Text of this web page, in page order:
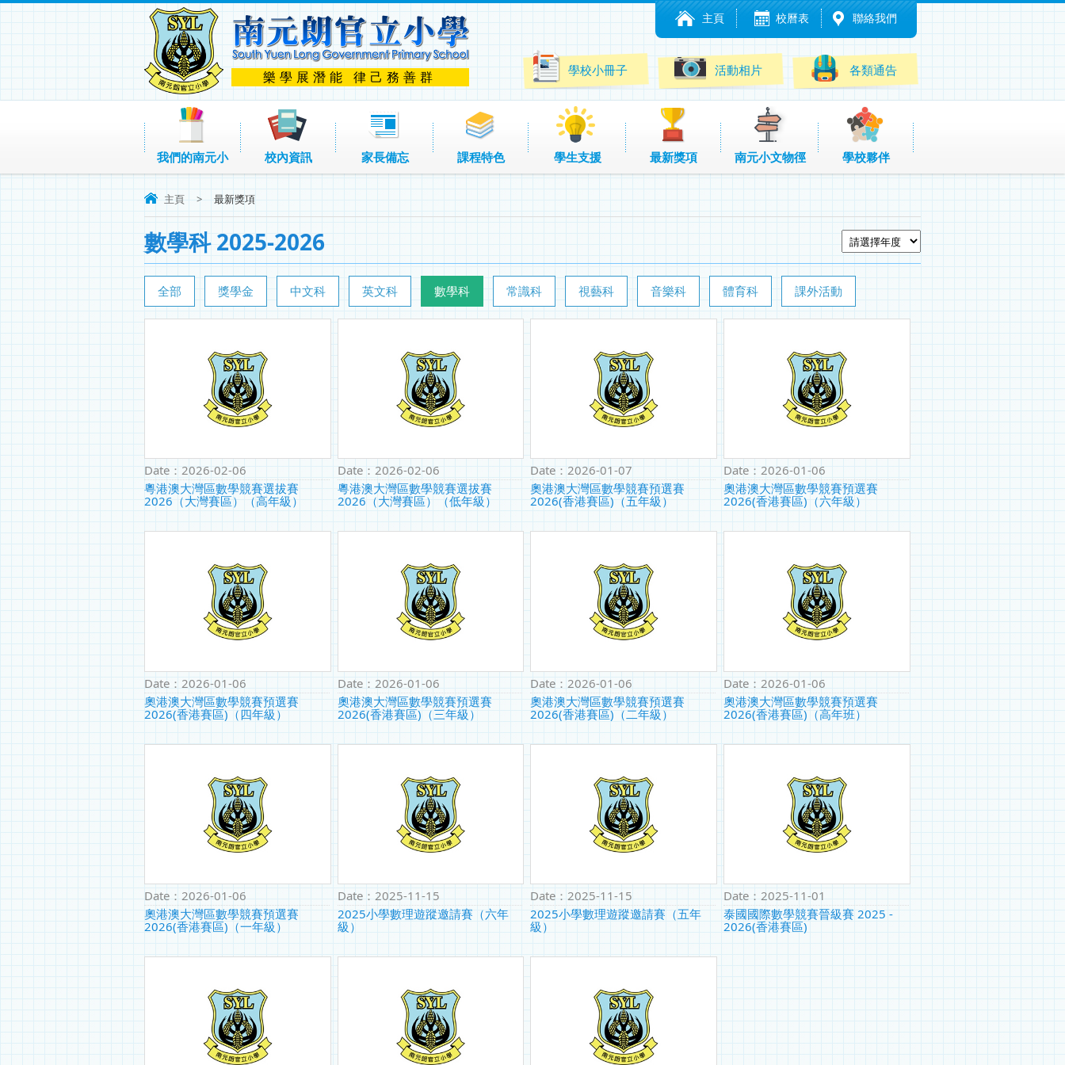
主頁 校曆表 聯絡我們
樂學展潛能 律己務善群 學校小冊子 活動相片 各類通告
我們的南元小 校內資訊 家長備忘 課程特色 學生支援 最新獎項 南元小文物徑 學校夥伴
主頁 > 最新獎項
數學科 2025-2026
全部 獎學金 中文科 英文科 數學科 常識科 視藝科 音樂科 體育科 課外活動
Date： 2026-02-06
粵港澳大灣區數學競賽選拔賽
2026（大灣賽區）（高年級）
Date： 2026-02-06
粵港澳大灣區數學競賽選拔賽
2026（大灣賽區）（低年級）
Date：2026-01-07
奧港澳大灣區數學競賽預選賽
2026(香港賽區)（五年級）
Date：2026-01-06
奧港澳大灣區數學競賽預選賽
2026(香港賽區)（六年級）
Date： 2026-01-06
奧港澳大灣區數學競賽預選賽
2026(香港賽區)（四年級）
Date： 2026-01-06
奧港澳大灣區數學競賽預選賽
2026(香港賽區)（三年級）
Date： 2026-01-06
奧港澳大灣區數學競賽預選賽
2026(香港賽區)（二年級）
Date： 2026-01-06
奧港澳大灣區數學競賽預選賽
2026(香港賽區)（高年班）
Date： 2026-01-06
奧港澳大灣區數學競賽預選賽
2026(香港賽區)（一年級）
Date： 2025-11-15
2025小學數理遊蹤邀請賽（六年
級）
Date： 2025-11-15
2025小學數理遊蹤邀請賽（五年
級）
Date： 2025-11-01
泰國國際數學競賽晉級賽 2025 -
2026(香港賽區)